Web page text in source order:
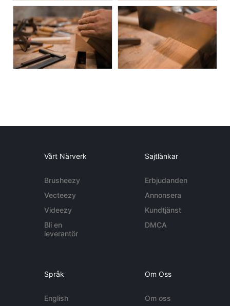
Vårt Närverk
Brusheezy
Vecteezy
Videezy
Bli en
leverantör
Sajtlänkar
Erbjudanden
Annonsera
Kundtjänst
DMCA
Språk
English
Om Oss
Om oss